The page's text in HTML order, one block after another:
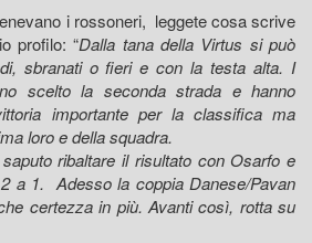
i rossoneri, leggete cosa scrive
profilo: “Dalla tana della Virtus si può
sbranati o fieri e con la testa alta. I
scelto la seconda strada e hanno
importante per la classifica ma
loro e della squadra.
ribaltare il risultato con Osarfo e
2 a 1.Adesso la coppia Danese/Pavan
certezza in più.Avanti così, rotta su